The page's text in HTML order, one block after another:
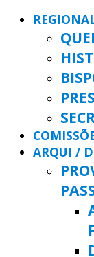
ARQUI /